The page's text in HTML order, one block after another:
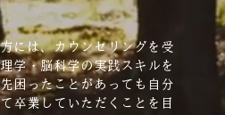
には、カウンセリングを受
学・脳科学の実践スキルを
困ったことがあっても自分
卒業していただくことを目